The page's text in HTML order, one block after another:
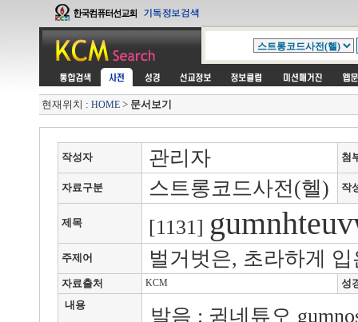
현재위치 : HOME > 문서보기
작성자 관리자 첨
자료구분 스트롱코드사전(헬) 작
제목 [1131]
주제어 벌거벗은, 초라하게
자료출처 KCM
성
내용
발음 : 귐네튜오